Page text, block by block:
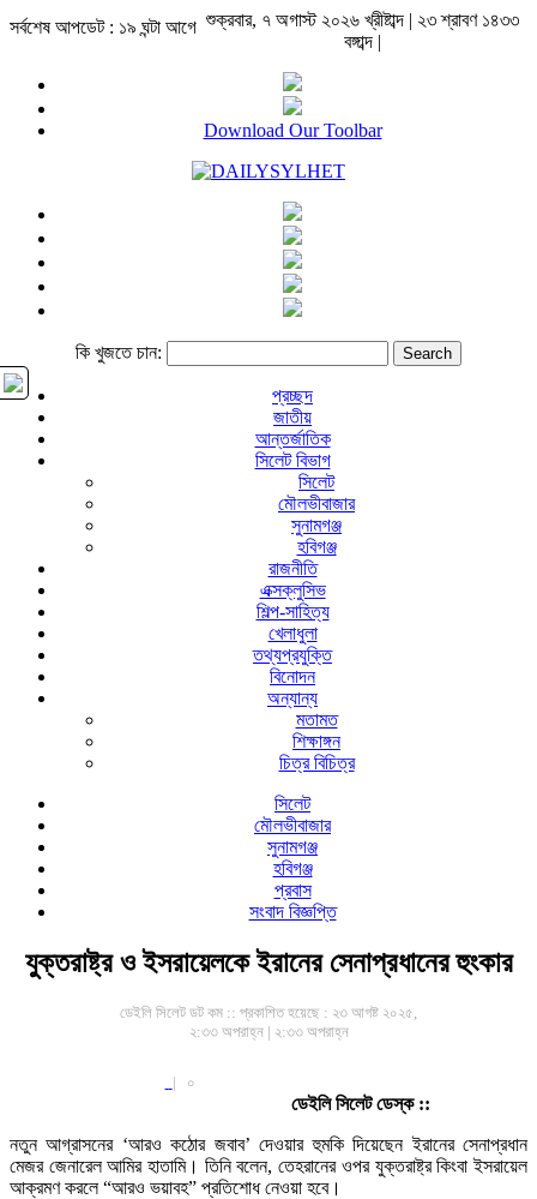
সর্বশেষ আপডেট : ১৯ ঘন্টা আগে শুক্রবার, ৭ অগাস্ট ২০২৬ খ্রীষ্টাব্দ | ২৩ শ্রাবণ ১৪৩৩
বঙ্গাব্দ |
Download Our Toolbar
কি খুজতে চান:
প্রচ্ছদ
জাতীয়
আন্তর্জাতিক
সিলেট বিভাগ
সিলেট
মৌলভীবাজার
সুনামগঞ্জ
হবিগঞ্জ
রাজনীতি
এক্সক্লুসিভ
শিল্প-সাহিত্য
খেলাধুলা
তথ্যপ্রযুক্তি
বিনোদন
অন্যান্য
মতামত
শিক্ষাঙ্গন
চিত্র বিচিত্র
সিলেট
মৌলভীবাজার
সুনামগঞ্জ
হবিগঞ্জ
প্রবাস
সংবাদ বিজ্ঞপ্তি
যুক্তরাষ্ট্র ও ইসরায়েলকে ইরানের সেনাপ্রধানের হুংকার
ডেইলি সিলেট ডট কম :: প্রকাশিত হয়েছে : ২৩ আগষ্ট ২০২৫,
২:৩৩ অপরাহ্ন | ২:৩৩ অপরাহ্ন
| ০
ডেইলি সিলেট ডেস্ক ::
নতুন আগ্রাসনের ‘আরও কঠোর জবাব’ দেওয়ার হুমকি দিয়েছেন ইরানের সেনাপ্রধান
মেজর জেনারেল আমির হাতামি। তিনি বলেন, তেহরানের ওপর যুক্তরাষ্ট্র কিংবা ইসরায়েল
আক্রমণ করলে “আরও ভয়াবহ” প্রতিশোধ নেওয়া হবে।